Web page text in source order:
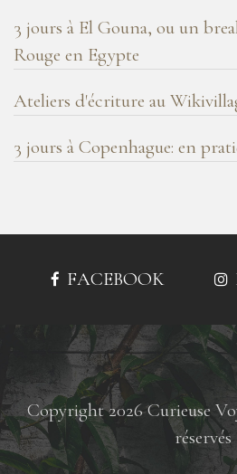
3 jours à El Gouna, ou un
Rouge en Egypte
Ateliers d'écriture au
3 jours à Copenhague: en
FACEBOOK
Copyright 2026 Curieuse
réservés